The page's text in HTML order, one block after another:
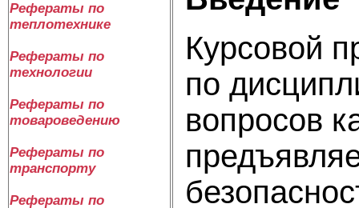
Рефераты по
теплотехнике
Рефераты по
технологии
Рефераты по
товароведению
Рефераты по
транспорту
Рефераты по
Курсовой
по
вопросов